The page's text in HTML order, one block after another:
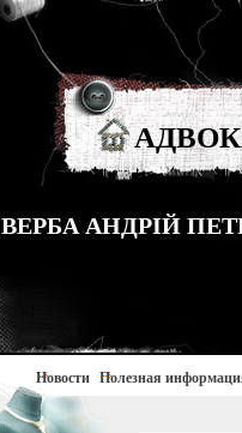
ВЕРБА АНДРІЙ
Новости Полезная